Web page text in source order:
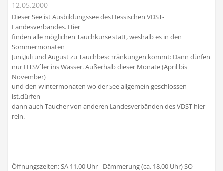
12.05.2000
Dieser See ist Ausbildungssee des Hessischen VDST-
Landesverbandes. Hier
finden alle möglichen Tauchkurse statt, weshalb es in den
Sommermonaten
Juni,Juli und August zu Tauchbeschränkungen kommt: Dann dürfen
nur HTSV`ler ins Wasser. Außerhalb dieser Monate (April bis
November)
und den Wintermonaten wo der See allgemein geschlossen
ist,dürfen
dann auch Taucher von anderen Landesverbänden des VDST hier
rein.
Öffnungszeiten: SA 11.00 Uhr - Dämmerung (ca. 18.00 Uhr) SO